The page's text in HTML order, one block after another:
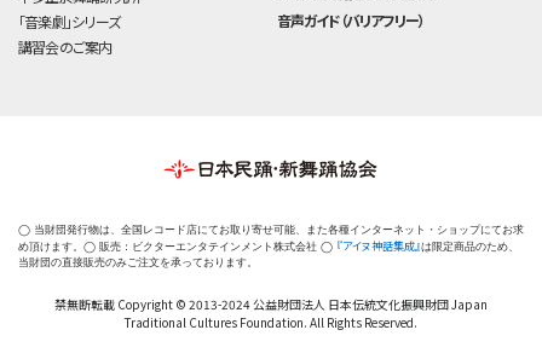
「音楽劇」シリーズ
講習会のご案内
音声ガイド（バリアフリー）
◯ 当財団発行物は、全国レコード店にてお取り寄せ可能、また各種インターネット・ショップにてお求
め頂けます。◯ 販売：ビクターエンタテインメント株式会社 ◯ 『アイヌ神話集成』は限定商品のため、
当財団の直接販売のみご注文を承っております。
禁無断転載 Copyright © 2013-2024 公益財団法人 日本伝統文化振興財団 Japan
Traditional Cultures Foundation. All Rights Reserved.